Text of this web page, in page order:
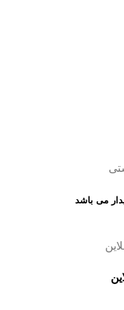
می باشد